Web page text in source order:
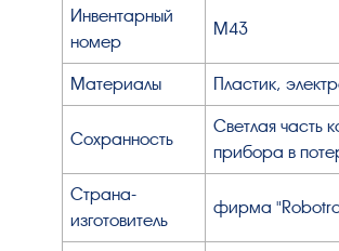
Инвентарный
номер
М43
Материалы Пластик,
Сохранность
Светлая часть
прибора в
Страна-
изготовитель
фирма